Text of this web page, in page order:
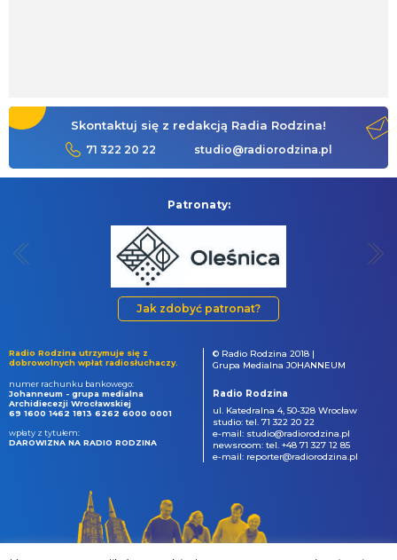
Skontaktuj się z redakcją Radia Rodzina!
71 322 20 22 studio@radiorodzina.pl
Patronaty:
Jak zdobyć patronat?
Radio Rodzina utrzymuje się z
dobrowolnych wpłat radiosłuchaczy.
numer rachunku bankowego:
Johanneum - grupa medialna
Archidiecezji Wrocławskiej
69 1600 1462 1813 6262 6000 0001
wpłaty z tytułem:
DAROWIZNA NA RADIO RODZINA
© Radio Rodzina 2018 |
Grupa Medialna JOHANNEUM
Radio Rodzina
ul. Katedralna 4, 50-328 Wrocław
studio: tel. 71 322 20 22
e-mail: studio@radiorodzina.pl
newsroom: tel. +48 71 327 12 85
e-mail: reporter@radiorodzina.pl